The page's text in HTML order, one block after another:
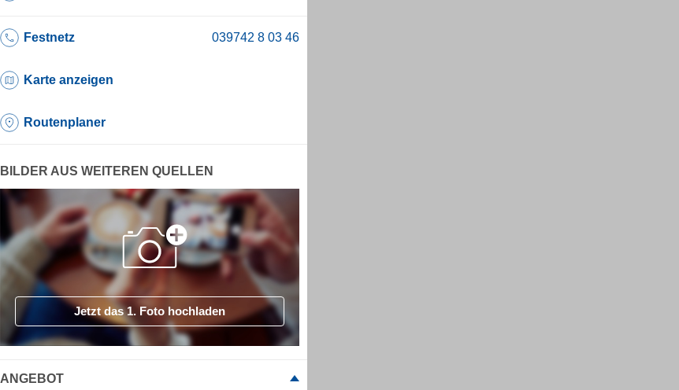
Festnetz
Karte anzeigen
Routenplaner
BILDER AUS WEITEREN QUELLEN
Jetzt das 1. Foto hochladen
ANGEBOT